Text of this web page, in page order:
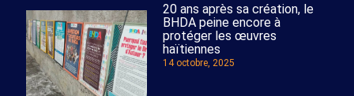
20 ans après sa création, le
BHDA peine encore à
protéger les œuvres
haïtiennes
14 octobre, 2025